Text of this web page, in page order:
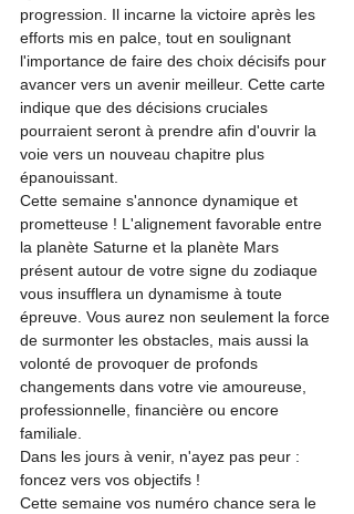
progression. Il incarne la victoire après les
efforts mis en palce, tout en soulignant
l'importance de faire des choix décisifs pour
avancer vers un avenir meilleur. Cette carte
indique que des décisions cruciales
pourraient seront à prendre afin d'ouvrir la
voie vers un nouveau chapitre plus
épanouissant.
Cette semaine s'annonce dynamique et
prometteuse ! L'alignement favorable entre
la planète Saturne et la planète Mars
présent autour de votre signe du zodiaque
vous insufflera un dynamisme à toute
épreuve. Vous aurez non seulement la force
de surmonter les obstacles, mais aussi la
volonté de provoquer de profonds
changements dans votre vie amoureuse,
professionnelle, financière ou encore
familiale.
Dans les jours à venir, n'ayez pas peur :
foncez vers vos objectifs !
Cette semaine vos numéro chance sera le